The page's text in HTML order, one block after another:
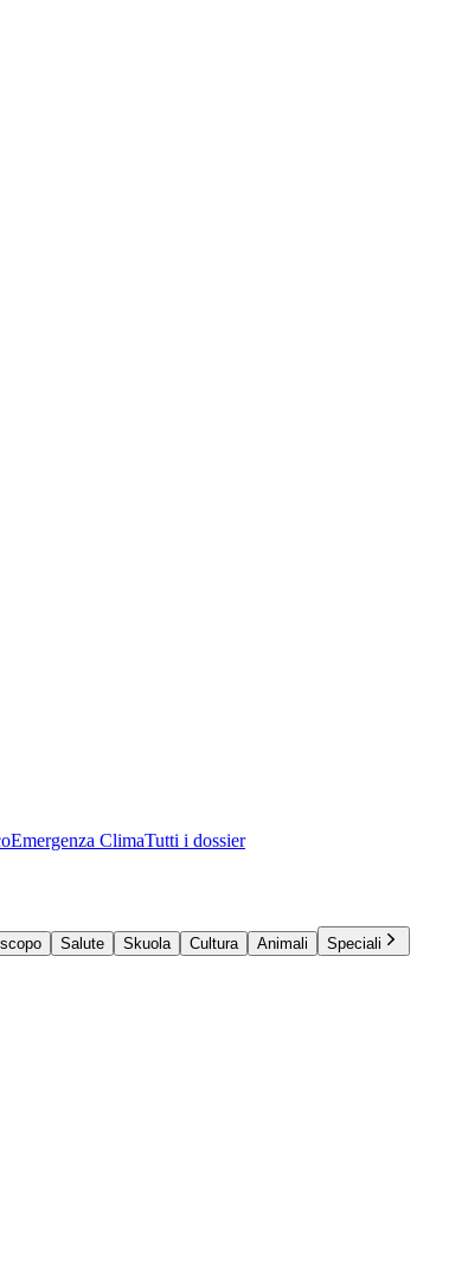
Emergenza ClimaTutti i dossier
Salute Skuola Cultura Animali
Speciali